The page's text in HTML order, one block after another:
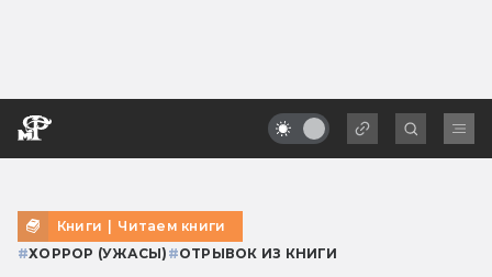
Книги | Читаем книги
#ХОРРОР (УЖАСЫ) #ОТРЫВОК ИЗ КНИГИ